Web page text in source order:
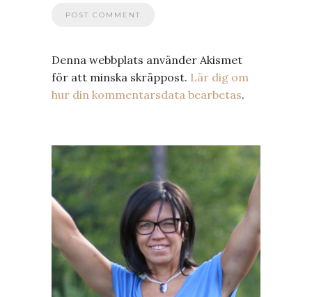
Denna webbplats använder Akismet
för att minska skräppost. Lär dig om
hur din kommentarsdata bearbetas.